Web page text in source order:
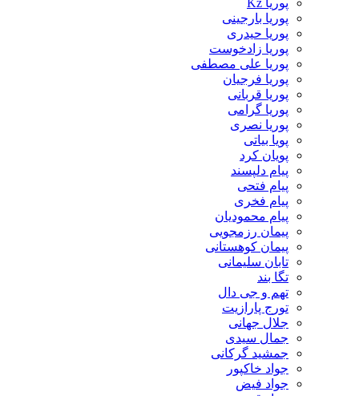
پوریا Kz
پوریا بارجینی
پوریا حیدری
پوریا زادخوست
پوریا علی مصطفی
پوریا فرجیان
پوریا قربانی
پوریا گرامی
پوریا نصری
پویا بیاتی
پویان کرد
پیام دلپسند
پیام فتحی
پیام فخری
پیام محمودیان
پیمان رزمجویی
پیمان کوهستانی
تابان سلیمانی
تگا بند
تهم و جی دال
تورج پارازیت
جلال جهانی
جمال سیدی
جمشید گرکانی
جواد خاکپور
جواد فیض